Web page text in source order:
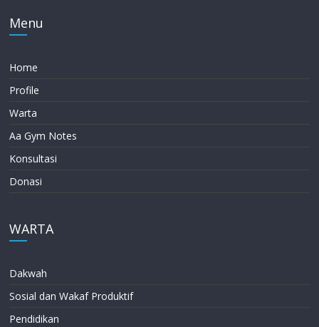
Menu
Home
Profile
Warta
Aa Gym Notes
Konsultasi
Donasi
WARTA
Dakwah
Sosial dan Wakaf Produktif
Pendidikan